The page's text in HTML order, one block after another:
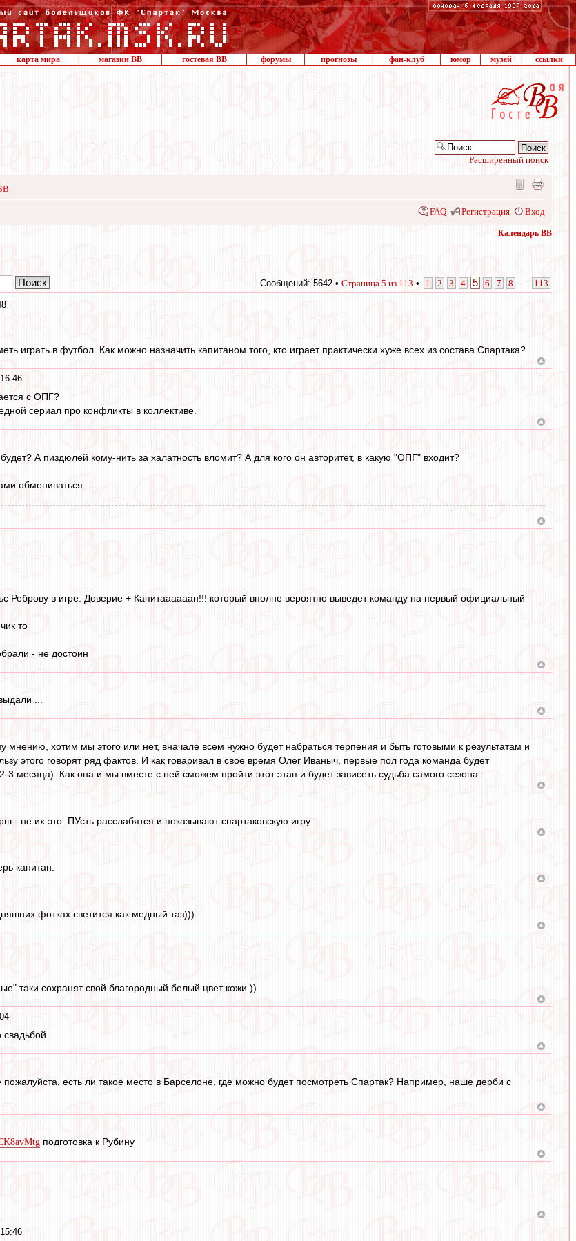
карта мира магазин ВВ гостевая ВВ форумы прогнозы фан-клуб юмор музей ссылки
Расширенный поиск
FAQ Регистрация Вход
Календарь ВВ
Сообщений: 5642 • Страница 5 из 113 • 1 2 3 4 5 6 7 8 113
играть в футбол. Как можно назначить капитаном того, кто играет практически хуже всех из состава Спартака?
с ОПГ?
сериал про конфликты в коллективе.
А пиздюлей кому-нить за халатность вломит? А для кого он авторитет, в какую "ОПГ" входит?
обмениваться...
Реброву в игре. Доверие + Капитаааааан!!! который вполне вероятно выведет команду на первый официальный
то
- не достоин
...
хотим мы этого или нет, вначале всем нужно будет набраться терпения и быть готовыми к результатам и
этого говорят ряд фактов. И как говаривал в свое время Олег Иваныч, первые пол года команда будет
3 месяца). Как она и мы вместе с ней сможем пройти этот этап и будет зависеть судьба самого сезона.
- не их это. ПУсть расслабятся и показывают спартаковскую игру
капитан.
фотках светится как медный таз)))
таки сохранят свой благородный белый цвет кожи ))
есть ли такое место в Барселоне, где можно будет посмотреть Спартак? Например, наше дерби с
подготовка к Рубину